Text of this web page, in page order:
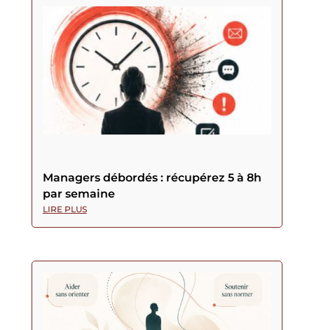
Managers débordés : récupérez 5 à 8h
par semaine
LIRE PLUS